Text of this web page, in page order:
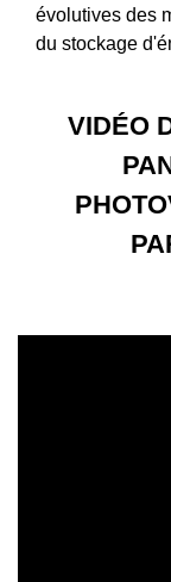
évolutives des
du stockage
VIDÉO